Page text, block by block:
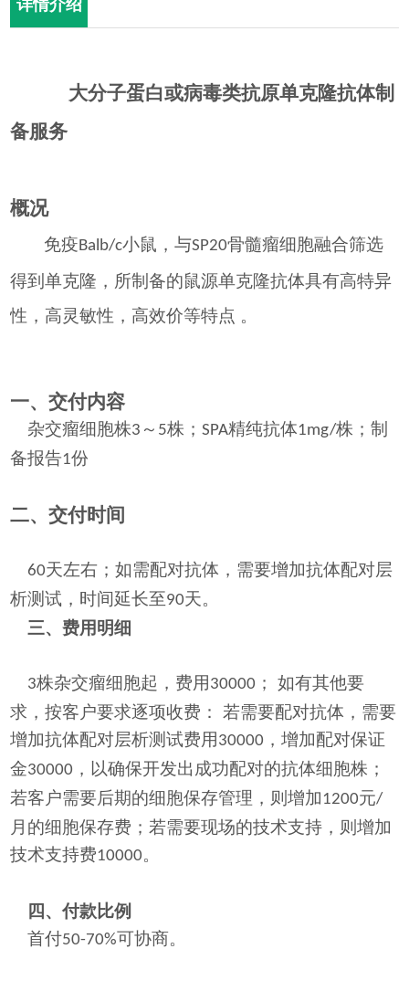
60天左右；如需配对抗体，需要增加抗体配对层析测试，时间延
长至90天。
3株杂交瘤细胞起
详情介绍
大分子蛋白或病毒类抗原单克隆抗体制
备服务
概况
免疫Balb/c小鼠，与SP20骨髓瘤细胞融合筛选
得到单克隆，所制备的鼠源单克隆抗体具有高特异
性，高灵敏性，高效价等特点 。
一、交付内容
杂交瘤细胞株3 ～ 5株；SPA精纯抗体1mg/株；制
备报告1份
二、交付时间
60天左右；如需配对抗体，需要增加抗体配对层
析测试，时间延长至90天。
三、费用明细
3株杂交瘤细胞起，费用 30000 ； 如有其他要
求，按客户要求逐项收费： 若需要配对抗体，需要
增加抗体配对层析测试费用 30000 ，增加配对保证
金30000 ，以确保开发出成功配对的抗体细胞株；
若客户需要后期的细胞保存管理，则增加 1200元/
月的细胞保存费；若需要现场的技术支持，则增加
技术支持费10000。
四、付款比例
首付50-70%可协商。